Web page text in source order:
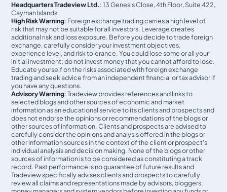
Headquarters Tradeview Ltd.: 13 Genesis Close, 4th Floor, Suite 422,
Cayman Islands
High Risk Warning: Foreign exchange trading carries a high level of
risk that may not be suitable for all investors. Leverage creates
additional risk and loss exposure. Before you decide to trade foreign
exchange, carefully consider your investment objectives,
experience level, and risk tolerance. You could lose some or all your
initial investment; do not invest money that you cannot afford to lose.
Educate yourself on the risks associated with foreign exchange
trading and seek advice from an independent financial or tax advisor if
you have any questions.
Advisory Warning: Tradeview provides references and links to
selected blogs and other sources of economic and market
information as an educational service to its clients and prospects and
does not endorse the opinions or recommendations of the blogs or
other sources of information. Clients and prospects are advised to
carefully consider the opinions and analysis offered in the blogs or
other information sources in the context of the client or prospect's
individual analysis and decision making. None of the blogs or other
sources of information is to be considered as constituting a track
record. Past performance is no guarantee of future results and
Tradeview specifically advises clients and prospects to carefully
review all claims and representations made by advisors, bloggers,